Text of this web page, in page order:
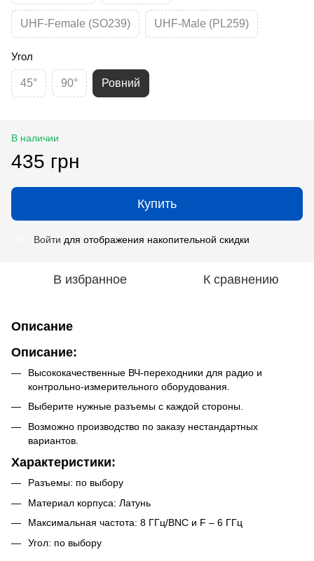
UHF-Female (SO239) UHF-Male (PL259)
Угол
45° 90° Ровний
В наличии
435 грн
Купить
Войти для отображения накопительной скидки
В избранное К сравнению
Описание
Описание:
Высококачественные ВЧ-переходники для радио и
контрольно-измерительного оборудования.
Выберите нужные разъемы с каждой стороны.
Возможно производство по заказу нестандартных
вариантов.
Характеристики:
Разъемы: по выбору
Материал корпуса: Латунь
Максимальная частота: 8 ГГц/BNC и F – 6 ГГц
Угол: по выбору